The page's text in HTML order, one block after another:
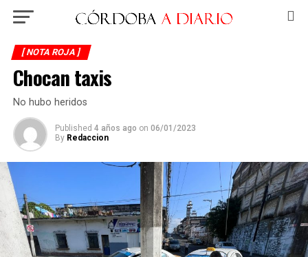
[ NOTA ROJA ]
Chocan taxis
No hubo heridos
Published 4 años ago on 06/01/2023
By Redaccion